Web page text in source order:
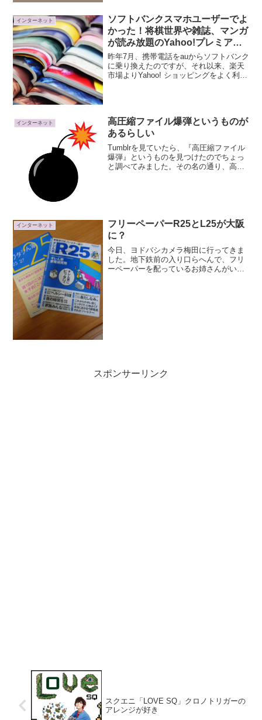
インターネット
ソフトバンクスマホユーザーでよ
かった！将棋世界や雑誌、マンガ
が読み放題のYahoo!プレミアム
会員限定『読み放題プレミアム』
を試してみた
昨年7月、携帯電話をauからソフトバンク
に乗り換えたのですが、それ以来、楽天
市場よりYahoo! ショッピングをよく利用
インターネット
高圧縮ファイル爆弾というものが
あるらしい
Tumblrを見ていたら、『高圧縮ファイル
爆弾』というものを見つけたのでちょっ
と調べてみました。その名の通り、高圧
インターネット
フリーペーパーR25とL25が大阪
に？
今日、ヨドバシカメラ梅田に行ってきま
した。地下鉄前の入り口らへんで、フリ
ーペーパーを配っているお姉さんがいま
スポンサーリンク
スクエニ「LOVE SQ」クロノトリガーの
アレンジが好き